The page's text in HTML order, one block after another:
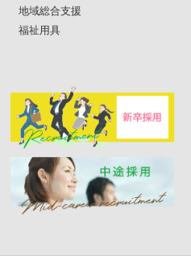
地域総合支援
福祉用具